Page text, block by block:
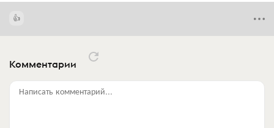
Комментарии
Написать комментарий...